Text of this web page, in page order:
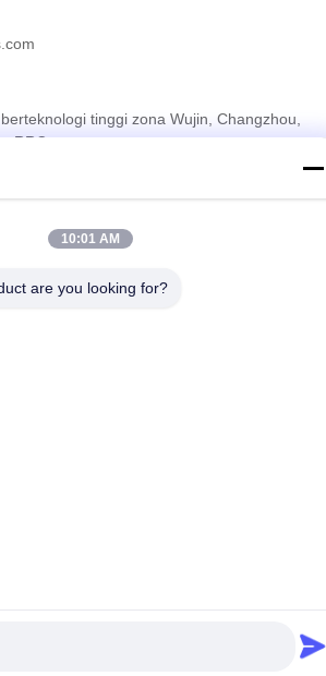
tinggi zona Wujin, Changzhou,
RRC
Float Penyemenan Pemasok. Hak
Ltd . Seluruh hak cipta.
10:01 AM
are you looking for?